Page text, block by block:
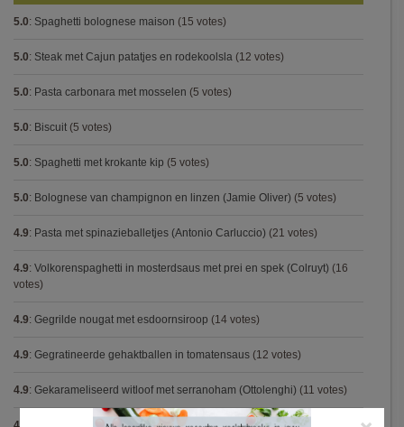
5.0: Spaghetti bolognese maison (15 votes)
5.0: Steak met Cajun patatjes en rodekoolsla (12 votes)
5.0: Pasta carbonara met mosselen (5 votes)
5.0: Biscuit (5 votes)
5.0: Spaghetti met krokante kip (5 votes)
5.0: Bolognese van champignon en linzen (Jamie Oliver) (5 votes)
4.9: Pasta met spinazieballetjes (Antonio Carluccio) (21 votes)
4.9: Volkorenspaghetti in mosterdsaus met prei en spek (Colruyt) (16
votes)
4.9: Gegrilde nougat met esdoornsiroop (14 votes)
4.9: Gegratineerde gehaktballen in tomatensaus (12 votes)
4.9: Gekarameliseerd witloof met serranoham (Ottolenghi) (11 votes)